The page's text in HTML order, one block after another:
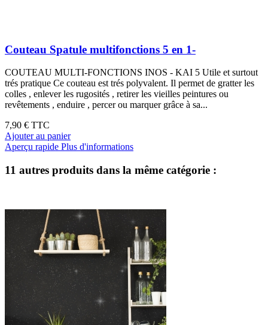
Couteau Spatule multifonctions 5 en 1-
COUTEAU MULTI-FONCTIONS INOS - KAI 5 Utile et surtout
trés pratique Ce couteau est trés polyvalent. Il permet de gratter les
colles , enlever les rugosités , retirer les vieilles peintures ou
revêtements , enduire , percer ou marquer grâce à sa...
7,90 € TTC
Ajouter au panier
Aperçu rapide Plus d'informations
11 autres produits dans la même catégorie :